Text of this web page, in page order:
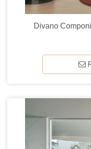
Divano